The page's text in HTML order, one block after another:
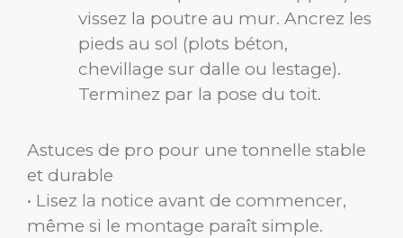
vissez la poutre au mur. Ancrez les
pieds au sol (plots béton,
chevillage sur dalle ou lestage).
Terminez par la pose du toit.
Astuces de pro pour une tonnelle stable
et durable
• Lisez la notice avant de commencer,
même si le montage paraît simple.